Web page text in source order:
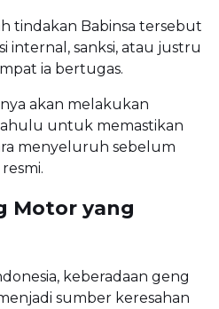
tindakan Babinsa tersebut
internal, sanksi, atau justru
ia bertugas.
akan melakukan
untuk memastikan
menyeluruh sebelum
Motor yang
keberadaan geng
sumber keresahan